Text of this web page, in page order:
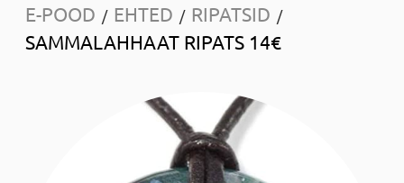
E-POOD / EHTED / RIPATSID /
SAMMALAHHAAT RIPATS 14€